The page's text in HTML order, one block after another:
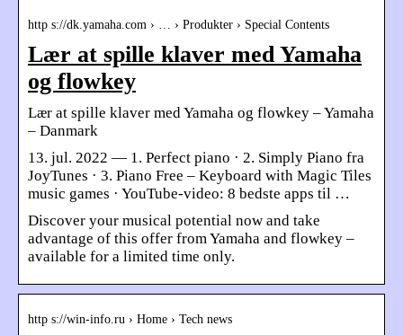
http s://dk.yamaha.com › … › Produkter › Special Contents
Lær at spille klaver med Yamaha
og flowkey
Lær at spille klaver med Yamaha og flowkey – Yamaha
– Danmark
13. jul. 2022 — 1. Perfect piano · 2. Simply Piano fra
JoyTunes · 3. Piano Free – Keyboard with Magic Tiles
music games · YouTube-video: 8 bedste apps til …
Discover your musical potential now and take
advantage of this offer from Yamaha and flowkey –
available for a limited time only.
http s://win-info.ru › Home › Tech news